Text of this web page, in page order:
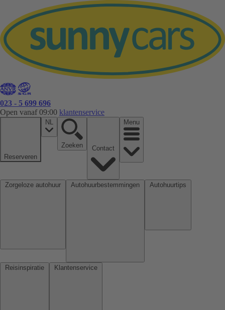
023 - 5 699 696
Open vanaf 09:00 klantenservice
Reserveren
NL
Zoeken
Menu